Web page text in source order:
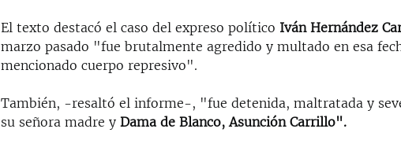
El texto destacó el caso del expreso político Iván Hernández
marzo pasado "fue brutalmente agredido y multado en esa
mencionado cuerpo represivo".
También, -resaltó el informe-, "fue detenida, maltratada y
su señora madre yDama de Blanco, Asunción Carrillo".